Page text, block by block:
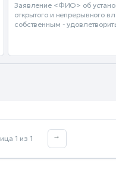
Заявление <ФИО> об
открытого и непрерывного
собственным -
1 из 1 →